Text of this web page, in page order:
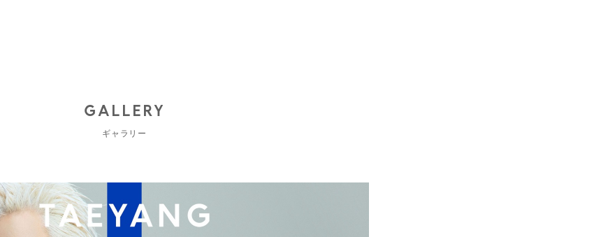
GALLERY
ギャラリー